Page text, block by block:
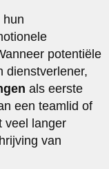
hun
potentiële
dienstverlener,
als eerste
een teamlid of
veel langer
van